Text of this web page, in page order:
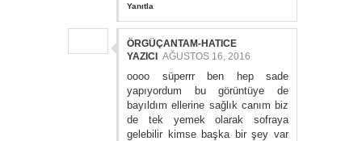
Yanıtla
ÖRGÜÇANTAM-HATICE
YAZICI AĞUSTOS 16, 2016
oooo süperrr ben hep sade
yapıyordum bu görüntüye de
bayıldım ellerine sağlık canım biz
de tek yemek olarak sofraya
gelebilir kimse başka bir şey var